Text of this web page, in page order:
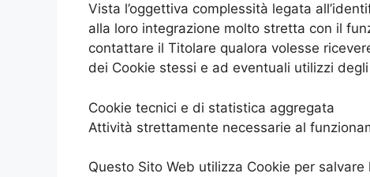
Vista l’oggettiva complessità legata
alla loro integrazione molto stretta con il
contattare il Titolare qualora volesse
dei Cookie stessi e ad eventuali utilizzi
Cookie tecnici e di statistica aggregata
Attività strettamente necessarie al
Questo Sito Web utilizza Cookie per